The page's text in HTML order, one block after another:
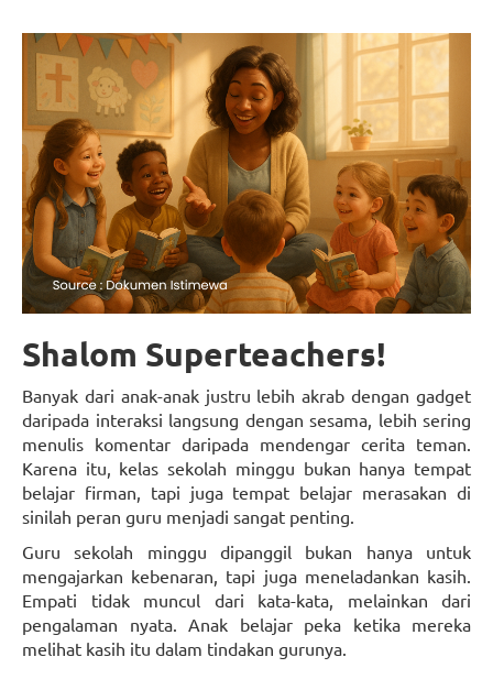
Shalom Superteachers!
Banyak dari anak-anak justru lebih akrab dengan gadget
daripada interaksi langsung dengan sesama, lebih sering
menulis komentar daripada mendengar cerita teman.
Karena itu, kelas sekolah minggu bukan hanya tempat
belajar firman, tapi juga tempat belajar merasakan di
sinilah peran guru menjadi sangat penting.
Guru sekolah minggu dipanggil bukan hanya untuk
mengajarkan kebenaran, tapi juga meneladankan kasih.
Empati tidak muncul dari kata-kata, melainkan dari
pengalaman nyata. Anak belajar peka ketika mereka
melihat kasih itu dalam tindakan gurunya.